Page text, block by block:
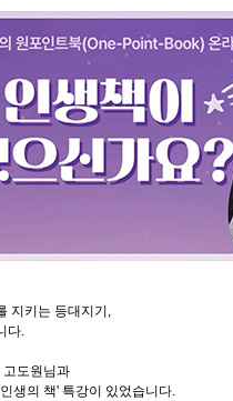
지키는 등대지기,
다.
고도원님과
생의 책' 특강이 있었습니다.